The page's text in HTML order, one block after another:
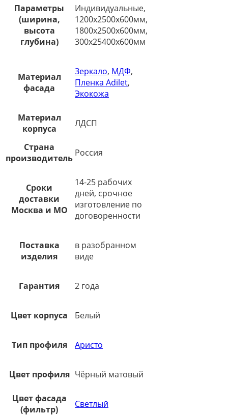
Параметры
(ширина,
высота
глубина)
Индивидуальные,
1200х2500х600мм,
1800х2500х600мм,
300х25400х600мм
Материал
фасада
Зеркало, МДФ,
Пленка Adilet,
Экокожа
Материал
корпуса
ЛДСП
Страна
производитель Россия
Сроки
доставки
Москва и МО
14-25 рабочих
дней, срочное
изготовление по
договоренности
Поставка
изделия
в разобранном
виде
Гарантия 2 года
Цвет корпуса Белый
Тип профиля Аристо
Цвет профиля Чёрный матовый
Цвет фасада
(фильтр)
Светлый